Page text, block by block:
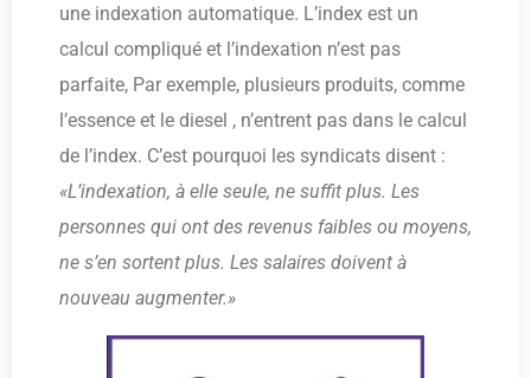
une indexation automatique. L’index est un
calcul compliqué et l’indexation n’est pas
parfaite, Par exemple, plusieurs produits, comme
l’essence et le diesel , n’entrent pas dans le calcul
de l’index. C’est pourquoi les syndicats disent :
«L’indexation, à elle seule, ne suffit plus. Les
personnes qui ont des revenus faibles ou moyens,
ne s’en sortent plus. Les salaires doivent à
nouveau augmenter.»